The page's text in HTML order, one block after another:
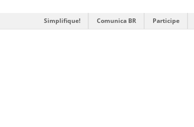
Simplifique! Comunica BR Participe